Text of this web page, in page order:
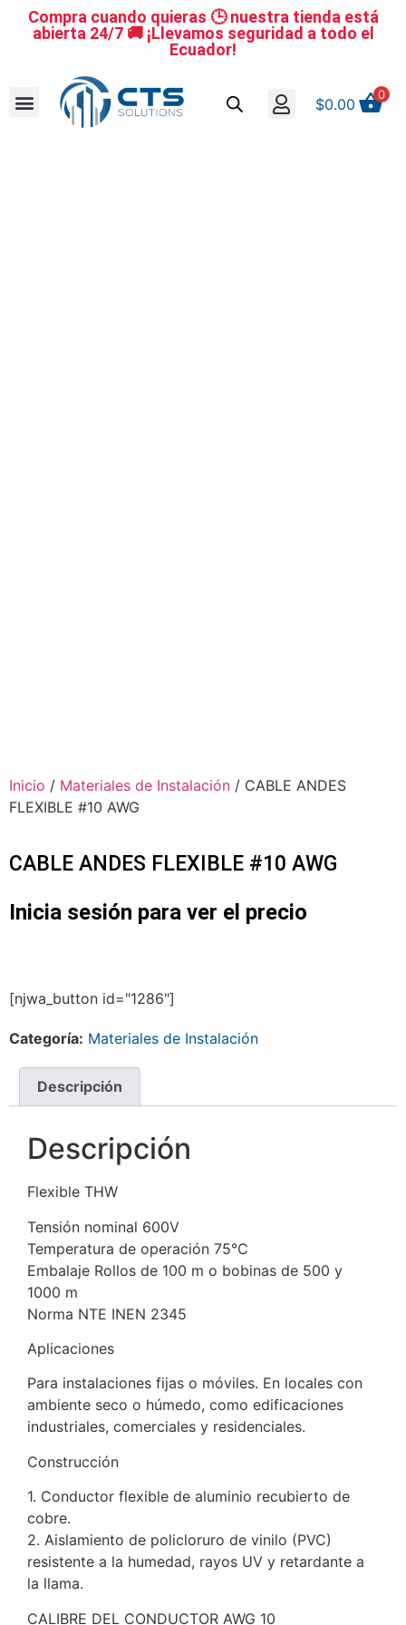
Compra cuando quieras 🕒 nuestra tienda está
abierta 24/7 🚚 ¡Llevamos seguridad a todo el
Ecuador!
$0.00
0
Inicio / Materiales de Instalación / CABLE ANDES
FLEXIBLE #10 AWG
CABLE ANDES FLEXIBLE #10 AWG
Inicia sesión para ver el precio
[njwa_button id="1286"]
Categoría: Materiales de Instalación
Descripción
Descripción
Flexible THW
Tensión nominal 600V
Temperatura de operación 75°C
Embalaje Rollos de 100 m o bobinas de 500 y
1000 m
Norma NTE INEN 2345
Aplicaciones
Para instalaciones fijas o móviles. En locales con
ambiente seco o húmedo, como edificaciones
industriales, comerciales y residenciales.
Construcción
1. Conductor flexible de aluminio recubierto de
cobre.
2. Aislamiento de policloruro de vinilo (PVC)
resistente a la humedad, rayos UV y retardante a
la llama.
CALIBRE DEL CONDUCTOR AWG 10